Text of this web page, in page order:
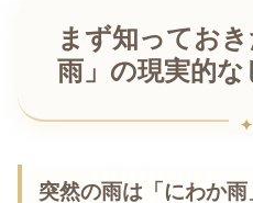
まず知ってお
雨」の現実的な
突然の雨は「にわか